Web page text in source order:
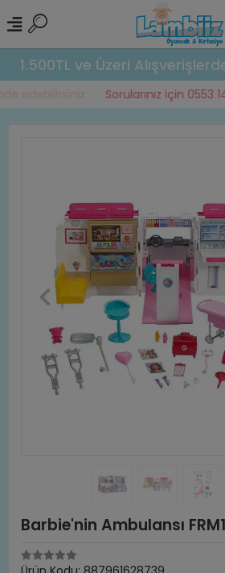
1.500TL ve Üzeri
edebilirsiniz Sorularınız için 0553
Barbie'nin Ambulansı